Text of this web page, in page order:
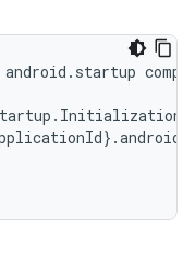
android.startup